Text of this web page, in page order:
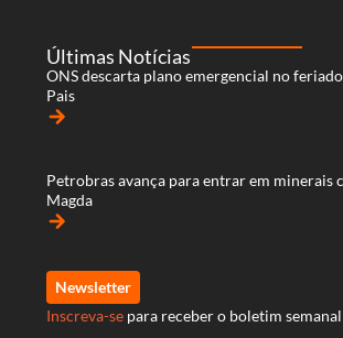
Últimas Notícias
ONS descarta plano emergencial no
Pais
arrow_forward
Petrobras avança para entrar em minerais
Magda
arrow_forward
Newsletter
Inscreva-se para receber o boletim semanal